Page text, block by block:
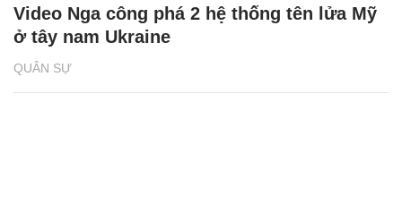
QUÂN SỰ
Video Nga công phá 2 hệ thống tên lửa Mỹ
ở tây nam Ukraine